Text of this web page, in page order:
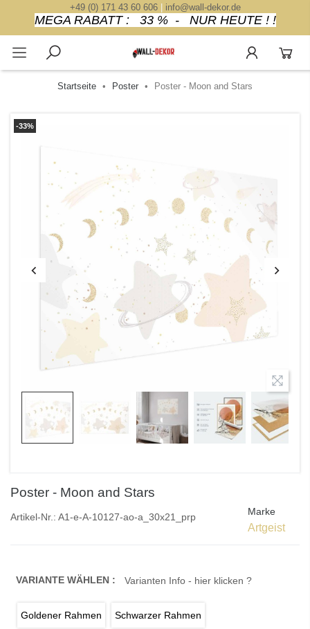
+49 (0) 171 43 60 606| info@wall-dekor.de
MEGA RABATT : 33 % - NUR HEUTE ! !
Startseite Poster Poster - Moon and Stars
-33%
Poster - Moon and Stars
Artikel-Nr.: A1-e-A-10127-ao-a_30x21_prp Marke
Artgeist
VARIANTE WÄHLEN : Varianten Info - hier klicken ?
Goldener Rahmen Schwarzer Rahmen